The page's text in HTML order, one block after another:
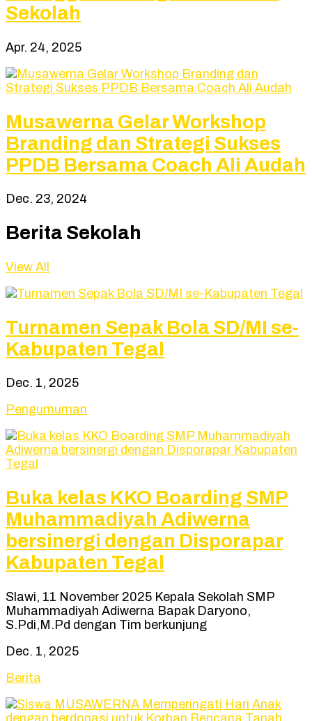
Sekolah
Apr. 24, 2025
Musawerna Gelar Workshop
Branding dan Strategi Sukses
PPDB Bersama Coach Ali Audah
Dec. 23, 2024
Berita Sekolah
View All
Turnamen Sepak Bola SD/MI se-
Kabupaten Tegal
Dec. 1, 2025
Pengumuman
Buka kelas KKO Boarding SMP
Muhammadiyah Adiwerna
bersinergi dengan Disporapar
Kabupaten Tegal
Slawi, 11 November 2025 Kepala Sekolah SMP
Muhammadiyah Adiwerna Bapak Daryono,
S.Pdi,M.Pd dengan Tim berkunjung
Dec. 1, 2025
Berita